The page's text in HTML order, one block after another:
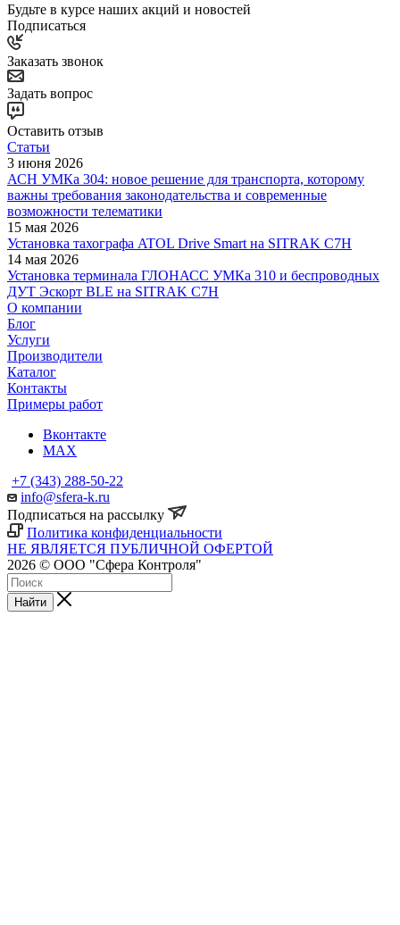
Будьте в курсе наших акций и новостей
Подписаться
Заказать звонок
Задать вопрос
Оставить отзыв
Статьи
3 июня 2026
АСН УМКа 304: новое решение для транспорта, которому
важны требования законодательства и современные
возможности телематики
15 мая 2026
Установка тахографа ATOL Drive Smart на SITRAK C7H
14 мая 2026
Установка терминала ГЛОНАСС УМКа 310 и беспроводных
ДУТ Эскорт BLE на SITRAK C7H
О компании
Блог
Услуги
Производители
Каталог
Контакты
Примеры работ
Вконтакте
MAX
+7 (343) 288-50-22
info@sfera-k.ru
Подписаться на рассылку
Политика конфиденциальности
НЕ ЯВЛЯЕТСЯ ПУБЛИЧНОЙ ОФЕРТОЙ
2026 © ООО "Сфера Контроля"
Найти